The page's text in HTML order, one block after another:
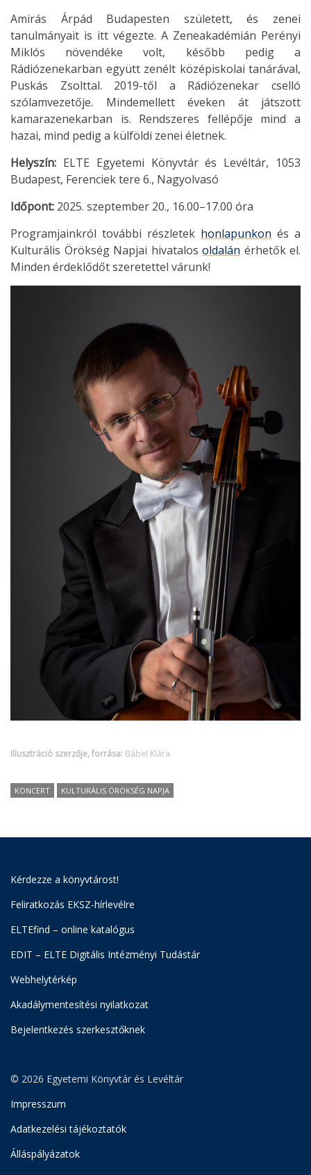
Amirás Árpád Budapesten született, és zenei
tanulmányait is itt végezte. A Zeneakadémián Perényi
Miklós növendéke volt, később pedig a
Rádiózenekarban együtt zenélt középiskolai tanárával,
Puskás Zsolttal. 2019-től a Rádiózenekar cselló
szólamvezetője. Mindemellett éveken át játszott
kamarazenekarban is. Rendszeres fellépője mind a
hazai, mind pedig a külföldi zenei életnek.
Helyszín: ELTE Egyetemi Könyvtár és Levéltár, 1053
Budapest, Ferenciek tere 6., Nagyolvasó
Időpont: 2025. szeptember 20., 16.00–17.00 óra
Programjainkról további részletek honlapunkon és a
Kulturális Örökség Napjai hivatalos oldalán érhetők el.
Minden érdeklődőt szeretettel várunk!
Illusztráció szerzője, forrása: Bábel Klára
KONCERT KULTURÁLIS ÖRÖKSÉG NAPJA
Kérdezze a könyvtárost!
Feliratkozás EKSZ-hírlevélre
ELTEfind – online katalógus
EDIT – ELTE Digitális Intézményi Tudástár
Webhelytérkép
Akadálymentesítési nyilatkozat
Bejelentkezés szerkesztőknek
© 2026 Egyetemi Könyvtár és Levéltár
Impresszum
Adatkezelési tájékoztatók
Álláspályázatok